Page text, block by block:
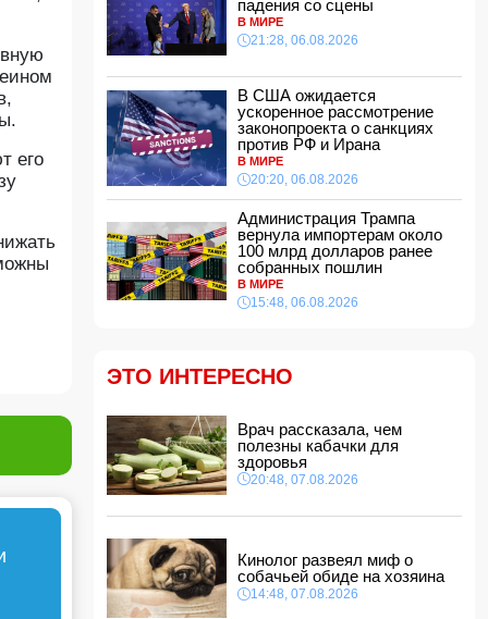
его
эстетической операции, проведенной
Сеймуром Мамедовым
15:28, 07.08.2026
Алтай Байындыр продолжит карьеру в Ла
Лиге
15:08, 07.08.2026
ВС РФ взяли под контроль Анискино в
Харьковской области
15:00, 07.08.2026
Кинолог развеял миф о собачьей обиде на
хозяина
14:48, 07.08.2026
По делу Arzum 9999 назначена повторная
комплексная экспертиза
14:28, 07.08.2026
На Самира Шарифова возложены новые
полномочия
14:14, 07.08.2026
должности посла
14:10, 07.08.2026
Моуринью в шоке после отказа Родри от
перехода в "Реал"
падения со сцены
В МИРЕ
21:28, 06.08.2026
В США ожидается
ускоренное рассмотрение
законопроекта о санкциях
против РФ и Ирана
В МИРЕ
20:20, 06.08.2026
Администрация Трампа
вернула импортерам около
100 млрд долларов ранее
собранных пошлин
В МИРЕ
15:48, 06.08.2026
ЭТО ИНТЕРЕСНО
Врач рассказала, чем
полезны кабачки для
здоровья
20:48, 07.08.2026
Кинолог развеял миф о
собачьей обиде на хозяина
14:48, 07.08.2026